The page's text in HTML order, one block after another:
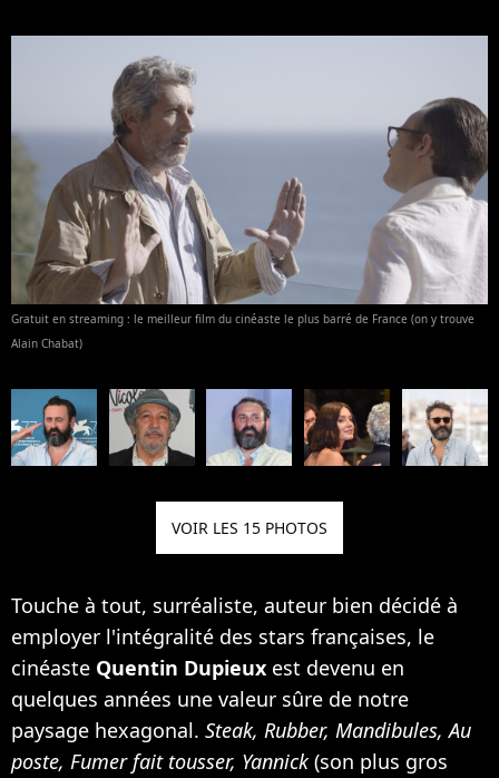
Gratuit en streaming : le meilleur film du cinéaste le plus barré de France (on y trouve
Alain Chabat)
VOIR LES 15 PHOTOS
Touche à tout, surréaliste, auteur bien décidé à
employer l'intégralité des stars françaises, le
cinéaste Quentin Dupieux est devenu en
quelques années une valeur sûre de notre
paysage hexagonal. Steak, Rubber, Mandibules, Au
poste, Fumer fait tousser, Yannick(son plus gros